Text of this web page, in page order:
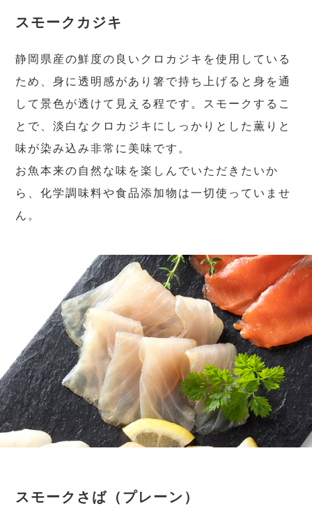
スモークカジキ
静岡県産の鮮度の良いクロカジキを使用している
ため、身に透明感があり箸で持ち上げると身を通
して景色が透けて見える程です。スモークするこ
とで、淡白なクロカジキにしっかりとした薫りと
味が染み込み非常に美味です。
お魚本来の自然な味を楽しんでいただきたいか
ら、化学調味料や食品添加物は一切使っていませ
ん。
スモークさば（プレーン）